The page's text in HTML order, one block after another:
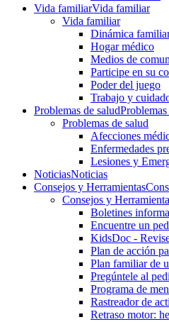
Vida familiarVida familiar
Vida familiar
Dinámica
Hogar médico
Medios de
Participe en su
Poder del juego
Trabajo y
Problemas de salud
Problemas de salud
Afecciones
Enfermedades
Lesiones y
NoticiasNoticias
Consejos y Herramientas
Consejos y
Boletines
Encuentre un
KidsDoc -
Plan de acción
Plan familiar de
Pregúntele al
Programa de
Rastre​​ador de
Retraso motor: